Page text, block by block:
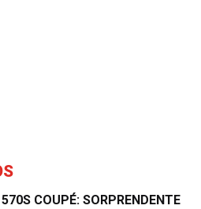
COUPÉ: SORPRENDENTE